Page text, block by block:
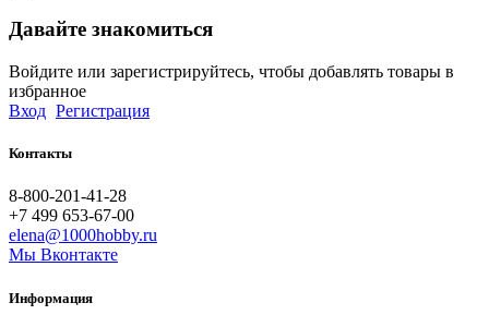
Давайте знакомиться
Войдите или зарегистрируйтесь, чтобы добавлять товары в
избранное
Вход Регистрация
Контакты
8-800-201-41-28
+7 499 653-67-00
elena@1000hobby.ru
Мы Вконтакте
Информация